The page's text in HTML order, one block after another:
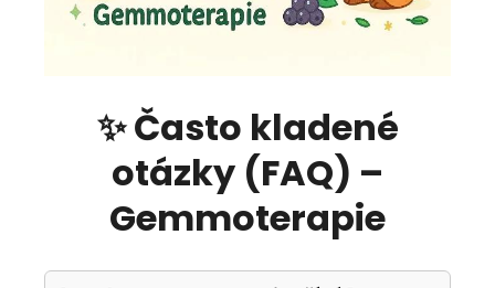
✨ Často kladené
otázky (FAQ) –
Gemmoterapie